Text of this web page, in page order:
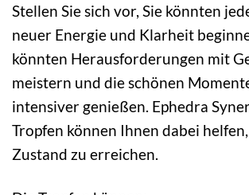
Stellen Sie sich vor, Sie könnten
neuer Energie und Klarheit
könnten Herausforderungen mit
meistern und die schönen
intensiver genießen. Ephedra
Tropfen können Ihnen dabei
Zustand zu erreichen.